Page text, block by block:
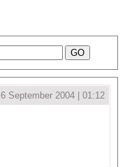
6 September 2004 | 01:12